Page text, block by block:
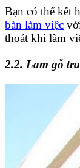
Bạn có thể kết
bàn làm việc
thoát khi làm
2.2. Lam gỗ